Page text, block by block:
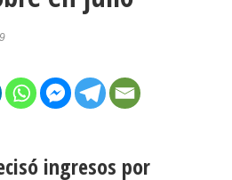
ingresos por